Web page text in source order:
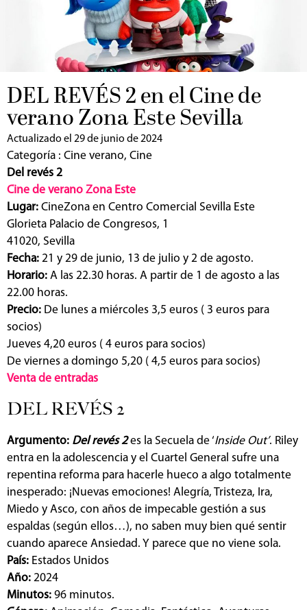
DEL REVÉS 2 en el Cine de
verano Zona Este Sevilla
Actualizado el 29 de junio de 2024
Categoría : Cine verano, Cine
Del revés 2
Cine de verano Zona Este
Lugar: CineZona en Centro Comercial Sevilla Este
Glorieta Palacio de Congresos, 1
41020, Sevilla
Fecha: 21 y 29 de junio, 13 de julio y 2 de agosto.
Horario: A las 22.30 horas. A partir de 1 de agosto a las
22.00 horas.
Precio: De lunes a miércoles 3,5 euros ( 3 euros para
socios)
Jueves 4,20 euros ( 4 euros para socios)
De viernes a domingo 5,20 ( 4,5 euros para socios)
Venta de entradas
DEL REVÉS 2
Argumento: Del revés 2es la Secuela de ‘Inside Out’. Riley
entra en la adolescencia y el Cuartel General sufre una
repentina reforma para hacerle hueco a algo totalmente
inesperado: ¡Nuevas emociones! Alegría, Tristeza, Ira,
Miedo y Asco, con años de impecable gestión a sus
espaldas (según ellos…), no saben muy bien qué sentir
cuando aparece Ansiedad. Y parece que no viene sola.
País: Estados Unidos
Año: 2024
Minutos: 96 minutos.